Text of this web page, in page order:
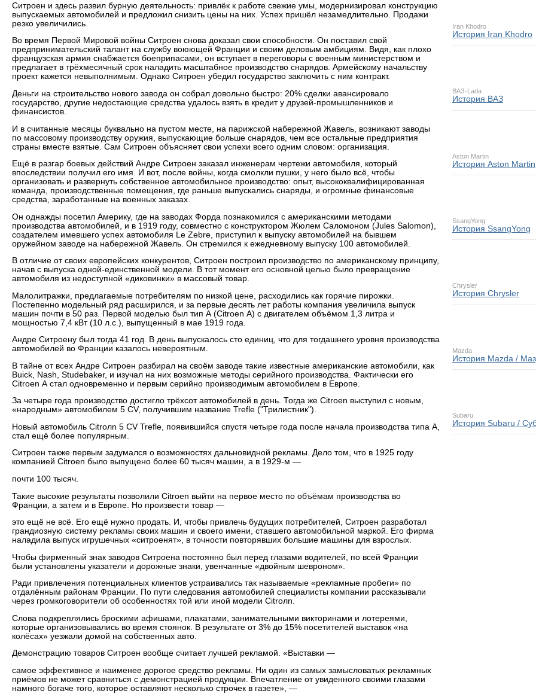
Ситроен и здесь развил бурную деятельность: привлёк к работе свежие умы, модернизировал конструкцию
выпускаемых автомобилей и предложил снизить цены на них. Успех пришёл незамедлительно. Продажи
резко увеличились.
Во время Первой Мировой войны Ситроен снова доказал свои способности. Он поставил свой
предпринимательский талант на службу воюющей Франции и своим деловым амбициям. Видя, как плохо
французская армия снабжается боеприпасами, он вступает в переговоры с военным министерством и
предлагает в трёхмесячный срок наладить масштабное производство снарядов. Армейскому начальству
проект кажется невыполнимым. Однако Ситроен убедил государство заключить с ним контракт.
Деньги на строительство нового завода он собрал довольно быстро: 20% сделки авансировало
государство, другие недостающие средства удалось взять в кредит у друзей-промышленников и
финансистов.
И в считанные месяцы буквально на пустом месте, на парижской набережной Жавель, возникают заводы
по массовому производству оружия, выпускающие больше снарядов, чем все остальные предприятия
страны вместе взятые. Сам Ситроен объясняет свои успехи всего одним словом: организация.
Ещё в разгар боевых действий Андре Ситроен заказал инженерам чертежи автомобиля, который
впоследствии получил его имя. И вот, после войны, когда смолкли пушки, у него было всё, чтобы
организовать и развернуть собственное автомобильное производство: опыт, высококвалифицированная
команда, производственные помещения, где раньше выпускались снаряды, и огромные финансовые
средства, заработанные на военных заказах.
Он однажды посетил Америку, где на заводах Форда познакомился с американскими методами
производства автомобилей, и в 1919 году, совместно с конструктором Жюлем Саломоном (Jules Salomon),
создателем имевшего успех автомобиля Le Zebre, приступил к выпуску автомобилей на бывшем
оружейном заводе на набережной Жавель. Он стремился к ежедневному выпуску 100 автомобилей.
В отличие от своих европейских конкурентов, Ситроен построил производство по американскому принципу,
начав с выпуска одной-единственной модели. В тот момент его основной целью было превращение
автомобиля из недоступной «диковинки» в массовый товар.
Малолитражки, предлагаемые потребителям по низкой цене, расходились как горячие пирожки.
Постепенно модельный ряд расширился, и за первые десять лет работы компания увеличила выпуск
машин почти в 50 раз. Первой моделью был тип А (Citroen А) с двигателем объёмом 1,3 литра и
мощностью 7,4 кВт (10 л.с.), выпущенный в мае 1919 года.
Андре Ситроену был тогда 41 год. В день выпускалось сто единиц, что для тогдашнего уровня производства
автомобилей во Франции казалось невероятным.
В тайне от всех Андре Ситроен разбирал на своём заводе такие известные американские автомобили, как
Buick, Nash, Studebaker, и изучал на них возможные методы серийного производства. Фактически его
Citroen А стал одновременно и первым серийно производимым автомобилем в Европе.
За четыре года производство достигло трёхсот автомобилей в день. Тогда же Citroen выступил с новым,
«народным» автомобилем 5 СV, получившим название Trefle ("Трилистник").
Новый автомобиль Citroлn 5 CV Trefle, появившийся спустя четыре года после начала производства типа А,
стал ещё более популярным.
Ситроен также первым задумался о возможностях дальновидной рекламы. Дело том, что в 1925 году
компанией Citroen было выпущено более 60 тысяч машин, а в 1929-м —
почти 100 тысяч.
Такие высокие результаты позволили Citroen выйти на первое место по объёмам производства во
Франции, а затем и в Европе. Но произвести товар —
это ещё не всё. Его ещё нужно продать. И, чтобы привлечь будущих потребителей, Ситроен разработал
грандиозную систему рекламы своих машин и своего имени, ставшего автомобильной маркой. Его фирма
наладила выпуск игрушечных «ситроенят», в точности повторявших большие машины для взрослых.
Чтобы фирменный знак заводов Ситроена постоянно был перед глазами водителей, по всей Франции
были установлены указатели и дорожные знаки, увенчанные «двойным шевроном».
Ради привлечения потенциальных клиентов устраивались так называемые «рекламные пробеги» по
отдалённым районам Франции. По пути следования автомобилей специалисты компании рассказывали
через громкоговорители об особенностях той или иной модели Citroлn.
Слова подкреплялись броскими афишами, плакатами, занимательными викторинами и лотереями,
которые организовывались во время стоянок. В результате от 3% до 15% посетителей выставок «на
колёсах» уезжали домой на собственных авто.
Демонстрацию товаров Ситроен вообще считает лучшей рекламой. «Выставки —
самое эффективное и наименее дорогое средство рекламы. Ни один из самых замысловатых рекламных
приёмов не может сравниться с демонстрацией продукции. Впечатление от увиденного своими глазами
намного богаче того, которое оставляют несколько строчек в газете», —
Iran Khodro
История Iran Khodro
ВАЗ-Lada
История ВАЗ
Aston Martin
История Aston Martin
SsangYong
История SsangYong
Chrysler
История Chrysler
Mazda
История Mazda /
Subaru
История Subaru /